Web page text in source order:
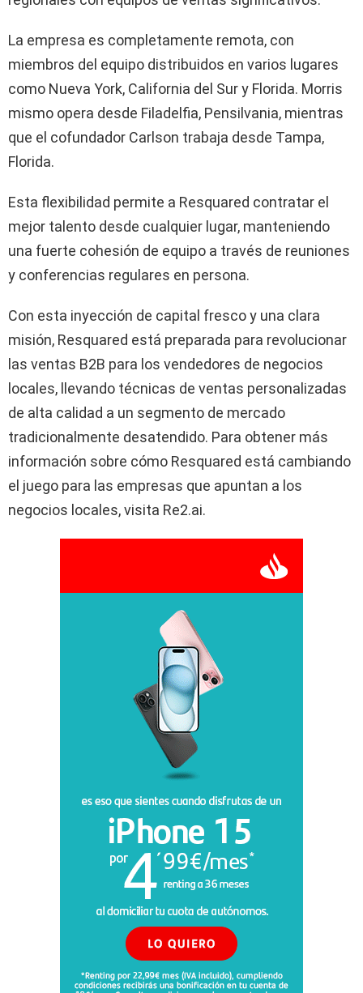
La empresa es completamente remota, con
miembros del equipo distribuidos en varios lugares
como Nueva York, California del Sur y Florida. Morris
mismo opera desde Filadelfia, Pensilvania, mientras
que el cofundador Carlson trabaja desde Tampa,
Florida.
Esta flexibilidad permite a Resquared contratar el
mejor talento desde cualquier lugar, manteniendo
una fuerte cohesión de equipo a través de reuniones
y conferencias regulares en persona.
Con esta inyección de capital fresco y una clara
misión, Resquared está preparada para revolucionar
las ventas B2B para los vendedores de negocios
locales, llevando técnicas de ventas personalizadas
de alta calidad a un segmento de mercado
tradicionalmente desatendido. Para obtener más
información sobre cómo Resquared está cambiando
el juego para las empresas que apuntan a los
negocios locales, visita Re2.ai.